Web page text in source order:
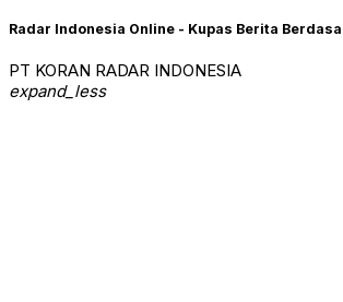
Radar Indonesia Online - Kupas Berita
PT KORAN RADAR INDONESIA
expand_less